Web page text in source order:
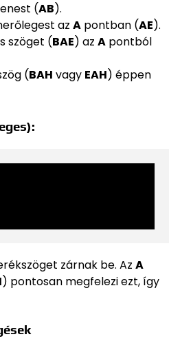
(AB).
az A pontban (AE).
szöget (BAE) az A pontból
(BAH vagy EAH) éppen
zárnak be. Az A
) pontosan megfelezi ezt, így